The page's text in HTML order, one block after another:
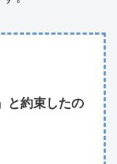
と約束したの